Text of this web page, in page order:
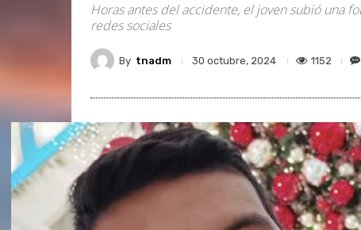
Horas antes del accidente, el joven subió una
redes sociales
By tnadm 30 octubre, 2024 1152